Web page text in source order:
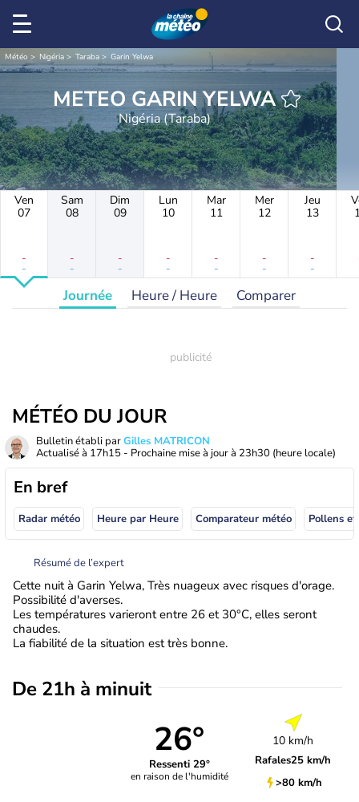
Météo Nigéria Taraba Garin Yelwa
METEO GARIN YELWA
Nigéria (Taraba)
Ven
07
-
-
Sam
08
-
-
Dim
09
-
-
Lun
10
-
-
Mar
11
-
-
Mer
12
-
-
Jeu
13
-
-
Journée Heure / Heure Comparer
MÉTÉO DU JOUR
Bulletin établi parGilles MATRICON
Actualisé à 17h15 - Prochaine mise à jour à 23h30 (heure locale)
En bref
Radar météo Heure par Heure Comparateur météo Pollens
Résumé de l’expert
Cette nuit à Garin Yelwa, Très nuageux avec risques d'orage.
Possibilité d'averses.
Les températures varieront entre 26 et 30°C, elles seront
chaudes.
La fiabilité de la situation est très bonne.
De 21h à minuit
26°
Ressenti 29°
en raison de l'humidité
10 km/h
Rafales25 km/h
>80 km/h